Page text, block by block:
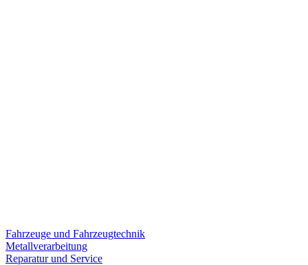
Fahrzeuge und Fahrzeugtechnik
Metallverarbeitung
Reparatur und Service